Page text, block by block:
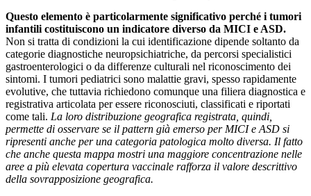
Questo elemento è particolarmente significativo perché i tumori
infantili costituiscono un indicatore diverso da MICI e ASD.
Non si tratta di condizioni la cui identificazione dipende soltanto da
categorie diagnostiche neuropsichiatriche, da percorsi specialistici
gastroenterologici o da differenze culturali nel riconoscimento dei
sintomi. I tumori pediatrici sono malattie gravi, spesso rapidamente
evolutive, che tuttavia richiedono comunque una filiera diagnostica e
registrativa articolata per essere riconosciuti, classificati e riportati
come tali. La loro distribuzione geografica registrata, quindi,
permette di osservare se il pattern già emerso per MICI e ASD si
ripresenti anche per una categoria patologica molto diversa. Il fatto
che anche questa mappa mostri una maggiore concentrazione nelle
aree a più elevata copertura vaccinale rafforza il valore descrittivo
della sovrapposizione geografica.